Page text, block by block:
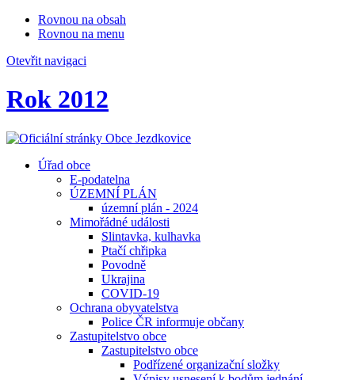
Rovnou na obsah
Rovnou na menu
Otevřit navigaci
Rok 2012
Úřad obce
E-podatelna
ÚZEMNÍ PLÁN
územní plán - 2024
Mimořádné události
Slintavka, kulhavka
Ptačí chřipka
Povodně
Ukrajina
COVID-19
Ochrana obyvatelstva
Police ČR informuje občany
Zastupitelstvo obce
Zastupitelstvo obce
Podřízené organizační složky